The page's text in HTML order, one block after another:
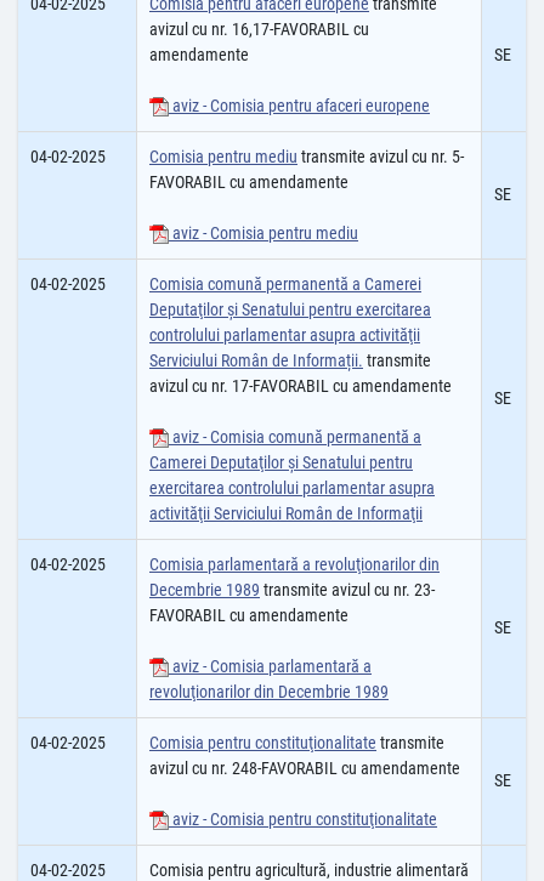
avizul cu nr. 16,17-FAVORABIL cu
amendamente
aviz - Comisia pentru afaceri europene
SE
04-02-2025 Comisia pentru mediu transmite avizul cu nr. 5-
FAVORABIL cu amendamente
aviz - Comisia pentru mediu
SE
04-02-2025
Comisia comună permanentă a Camerei
Deputaţilor şi Senatului pentru exercitarea
controlului parlamentar asupra activităţii
Serviciului Român de Informații. transmite
avizul cu nr. 17-FAVORABIL cu amendamente
aviz - Comisia comună permanentă a
Camerei Deputaţilor şi Senatului pentru
exercitarea controlului parlamentar asupra
activităţii Serviciului Român de Informaţii
SE
04-02-2025
Comisia parlamentară a revoluţionarilor din
Decembrie 1989 transmite avizul cu nr. 23-
FAVORABIL cu amendamente
aviz - Comisia parlamentară a
revoluţionarilor din Decembrie 1989
SE
04-02-2025 Comisia pentru constituţionalitate transmite
avizul cu nr. 248-FAVORABIL cu amendamente
aviz - Comisia pentru constituţionalitate
SE
04-02-2025
Comisia pentru agricultură, industrie alimentară